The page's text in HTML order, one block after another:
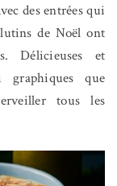
des entrées qui
de Noël ont
Délicieuses et
graphiques que
tous les